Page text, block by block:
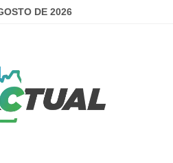
DE 2026